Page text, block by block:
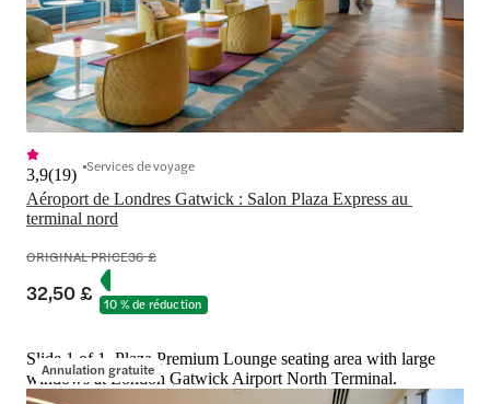
Aéroport de Londres Gatwick : Salon Plaza Express au
terminal nord
3,9(19) Services de voyage
ORIGINAL PRICE36 £
32,50 £ 10 % de réduction
Annulation gratuite
Slide 1 of 1, Plaza Premium Lounge seating area with large
windows at London Gatwick Airport North Terminal.